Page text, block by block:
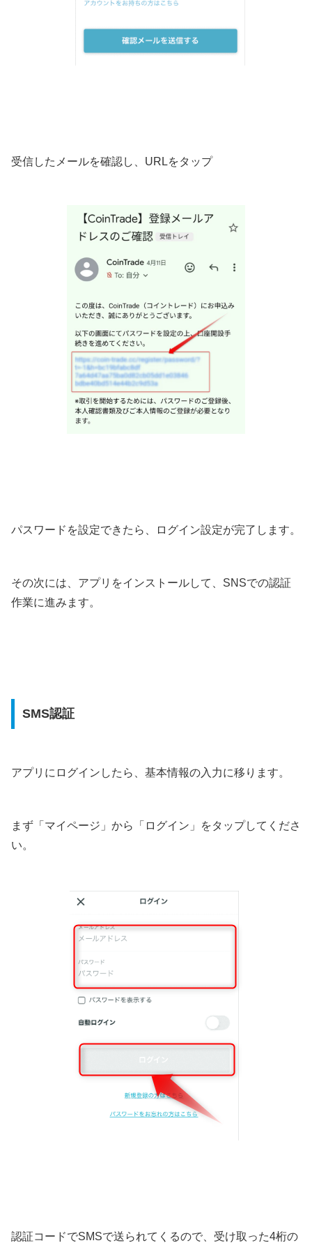
受信したメールを確認し、URLをタップ
パスワードを設定できたら、ログイン設定が完了します。
その次には、アプリをインストールして、SNSでの認証
作業に進みます。
SMS認証
アプリにログインしたら、基本情報の入力に移ります。
まず「マイページ」から「ログイン」をタップしてくださ
い。
認証コードでSMSで送られてくるので、受け取った4桁の